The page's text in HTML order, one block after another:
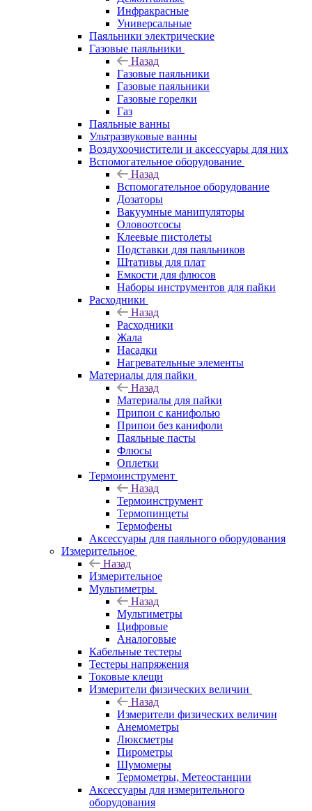
Инфракрасные
Универсальные
Паяльники электрические
Газовые паяльники
Назад
Газовые паяльники
Газовые паяльники
Газовые горелки
Газ
Паяльные ванны
Ультразвуковые ванны
Воздухоочистители и аксессуары для них
Вспомогательное оборудование
Назад
Вспомогательное оборудование
Дозаторы
Вакуумные манипуляторы
Оловоотсосы
Клеевые пистолеты
Подставки для паяльников
Штативы для плат
Емкости для флюсов
Наборы инструментов для пайки
Расходники
Назад
Расходники
Жала
Насадки
Нагревательные элементы
Материалы для пайки
Назад
Материалы для пайки
Припои с канифолью
Припои без канифоли
Паяльные пасты
Флюсы
Оплетки
Термоинструмент
Назад
Термоинструмент
Термопинцеты
Термофены
Аксессуары для паяльного оборудования
Измерительное
Назад
Измерительное
Мультиметры
Назад
Мультиметры
Цифровые
Аналоговые
Кабельные тестеры
Тестеры напряжения
Токовые клещи
Измерители физических величин
Назад
Измерители физических величин
Анемометры
Люксметры
Пирометры
Шумомеры
Термометры, Метеостанции
Аксессуары для измерительного
оборудования